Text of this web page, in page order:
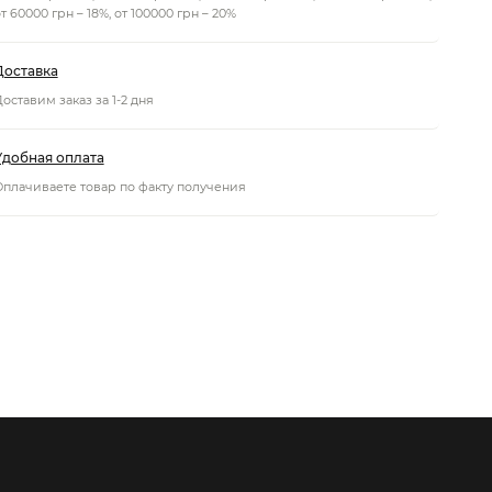
60000 грн – 18%, от 100000 грн – 20%
заказ за 1-2 дня
оплата
товар по факту получения